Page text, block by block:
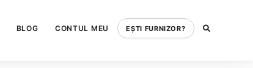
BLOG CONTUL MEU EȘTI FURNIZOR?